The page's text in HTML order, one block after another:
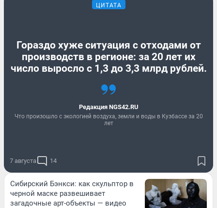
ЦИТАТА
Гораздо хуже ситуация с отходами от
производств в регионе: за 20 лет их
число выросло с 1,3 до 3,3 млрд рублей.
Редакция NGS42.RU
Что произошло с экологией воздуха, земли и воды в Кузбассе за 20
лет
7 августа 14
Сибирский Бэнкси: как скульптор в
черной маске развешивает
загадочные арт-объекты — видео